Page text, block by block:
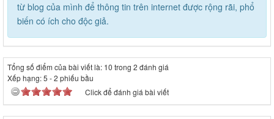
từ blog của mình để thông tin trên internet được rộng rãi, phổ
biến có ích cho độc giả.
Tổng số điểm của bài viết là: 10 trong 2 đánh giá
Xếp hạng:5 -2 phiếu bầu
Click để đánh giá bài viết